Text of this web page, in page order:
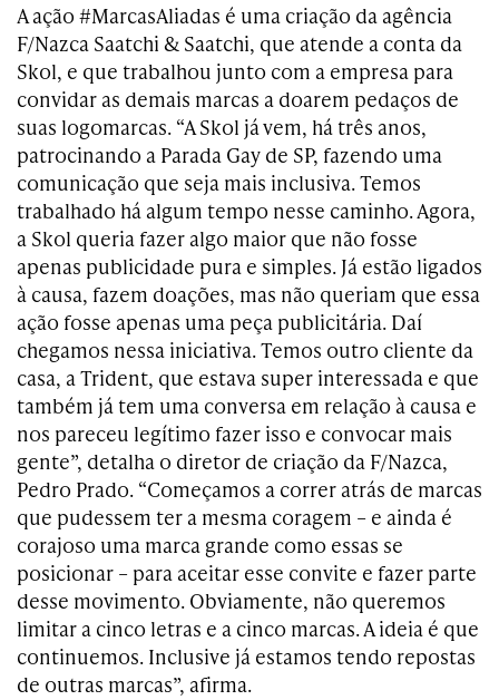
A ação #MarcasAliadas é uma criação da agência
F/Nazca Saatchi & Saatchi, que atende a conta da
Skol, e que trabalhou junto com a empresa para
convidar as demais marcas a doarem pedaços de
suas logomarcas. “A Skol já vem, há três anos,
patrocinando a Parada Gay de SP, fazendo uma
comunicação que seja mais inclusiva. Temos
trabalhado há algum tempo nesse caminho. Agora,
a Skol queria fazer algo maior que não fosse
apenas publicidade pura e simples. Já estão ligados
à causa, fazem doações, mas não queriam que essa
ação fosse apenas uma peça publicitária. Daí
chegamos nessa iniciativa. Temos outro cliente da
casa, a Trident, que estava super interessada e que
também já tem uma conversa em relação à causa e
nos pareceu legítimo fazer isso e convocar mais
gente”, detalha o diretor de criação da F/Nazca,
Pedro Prado. “Começamos a correr atrás de marcas
que pudessem ter a mesma coragem – e ainda é
corajoso uma marca grande como essas se
posicionar – para aceitar esse convite e fazer parte
desse movimento. Obviamente, não queremos
limitar a cinco letras e a cinco marcas. A ideia é que
continuemos. Inclusive já estamos tendo repostas
de outras marcas”, afirma.